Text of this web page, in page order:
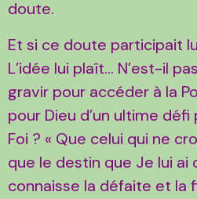
doute.
Et si ce doute participait
L’idée lui plaît… N’est-il
gravir pour accéder à la
pour Dieu d’un ultime
Foi ? « Que celui qui ne
que le destin que Je lui ai
connaisse la défaite et la